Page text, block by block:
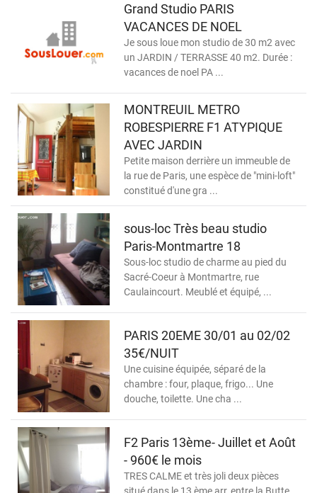
Grand Studio PARIS
VACANCES DE NOEL
Je sous loue mon studio de 30 m2 avec
un JARDIN / TERRASSE 40 m2. Durée :
vacances de noel PA ...
MONTREUIL METRO
ROBESPIERRE F1 ATYPIQUE
AVEC JARDIN
Petite maison derrière un immeuble de
la rue de Paris, une espèce de "mini-loft"
constitué d'une gra ...
sous-loc Très beau studio
Paris-Montmartre 18
Sous-loc studio de charme au pied du
Sacré-Coeur à Montmartre, rue
Caulaincourt. Meublé et équipé, ...
PARIS 20EME 30/01 au 02/02
35€/NUIT
Une cuisine équipée, séparé de la
chambre : four, plaque, frigo... Une
douche, toilette. Une cha ...
F2 Paris 13ème- Juillet et Août
- 960€ le mois
TRES CALME et très joli deux pièces
situé dans le 13 ème arr, entre la Butte